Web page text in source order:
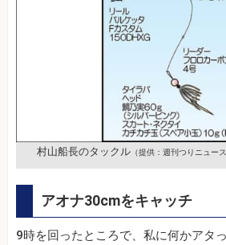
村山船長のタックル（提供：週刊つりニュー
アオナ30cmをキャッチ
9時を回ったところで、私に何かアタ